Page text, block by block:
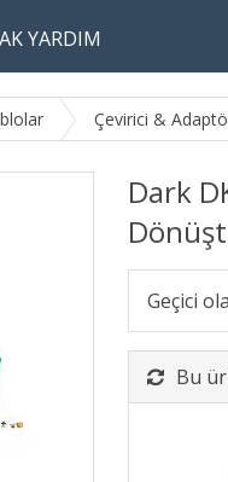
YARDIM
Çevirici &
Dark
Geçici
Bu